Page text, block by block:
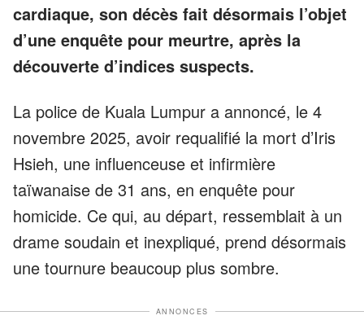
cardiaque, son décès fait désormais l’objet
d’une enquête pour meurtre, après la
découverte d’indices suspects.
La police de Kuala Lumpur a annoncé, le 4
novembre 2025, avoir requalifié la mort d’Iris
Hsieh, une influenceuse et infirmière
taïwanaise de 31 ans, en enquête pour
homicide. Ce qui, au départ, ressemblait à un
drame soudain et inexpliqué, prend désormais
une tournure beaucoup plus sombre.
ANNONCES